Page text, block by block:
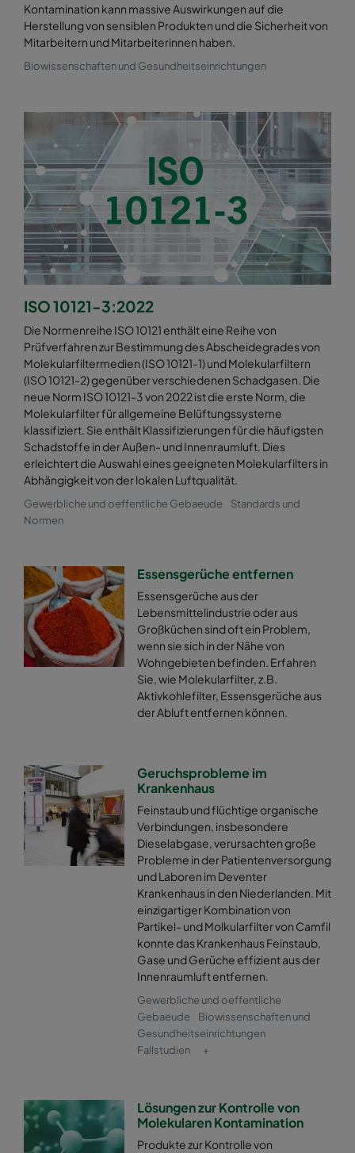
Kontamination kann massive Auswirkungen auf die
Herstellung von sensiblen Produkten und die Sicherheit von
Mitarbeitern und Mitarbeiterinnen haben.
Biowissenschaften und Gesundheitseinrichtungen
ISO 10121-3:2022
Die Normenreihe ISO 10121 enthält eine Reihe von
Prüfverfahren zur Bestimmung des Abscheidegrades von
Molekularfiltermedien (ISO 10121-1) und Molekularfiltern
(ISO 10121-2) gegenüber verschiedenen Schadgasen. Die
neue Norm ISO 10121-3 von 2022 ist die erste Norm, die
Molekularfilter für allgemeine Belüftungssysteme
klassifiziert. Sie enthält Klassifizierungen für die häufigsten
Schadstoffe in der Außen- und Innenraumluft. Dies
erleichtert die Auswahl eines geeigneten Molekularfilters in
Abhängigkeit von der lokalen Luftqualität.
Gewerbliche und oeffentliche Gebaeude
Standards und
Normen
Essensgerüche entfernen
Essensgerüche aus der
Lebensmittelindustrie oder aus
Großküchen sind oft ein Problem,
wenn sie sich in der Nähe von
Wohngebieten befinden. Erfahren
Sie, wie Molekularfilter, z.B.
Aktivkohlefilter, Essensgerüche aus
der Abluft entfernen können.
Geruchsprobleme im
Krankenhaus
Feinstaub und flüchtige organische
Verbindungen, insbesondere
Dieselabgase, verursachten große
Probleme in der Patientenversorgung
und Laboren im Deventer
Krankenhaus in den Niederlanden. Mit
einzigartiger Kombination von
Partikel- und Molkularfilter von Camfil
konnte das Krankenhaus Feinstaub,
Gase und Gerüche effizient aus der
Innenraumluft entfernen.
Gewerbliche und oeffentliche
Gebaeude
Biowissenschaften und
Gesundheitseinrichtungen
Fallstudien
+
Lösungen zur Kontrolle von
Molekularen Kontamination
Produkte zur Kontrolle von